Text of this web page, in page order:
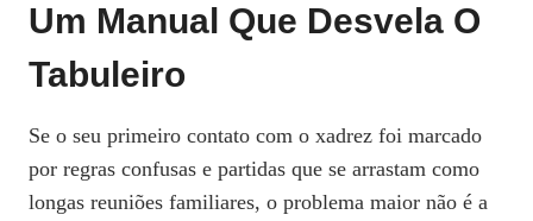
Um Manual Que Desvela O
Tabuleiro
Se o seu primeiro contato com o xadrez foi marcado
por regras confusas e partidas que se arrastam como
longas reuniões familiares, o problema maior não é a